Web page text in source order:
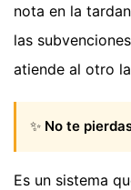
nota en la
las
atiende al otro
✨ No te
Es un sistema